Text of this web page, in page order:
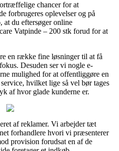
chancer for at
forbrugeres oplevelser og på
at du eftersøger online
Vatpinde – 200 stk forud for at
en række fine løsninger til at få
Desuden ser vi nogle e-
mulighed for at offentliggøre en
hvilket lige så vel bør tages
af hvor glade kunderne er.
af reklamer. Vi arbejder tæt
forhandlere hvori vi præsenterer
provision forudsat en af de